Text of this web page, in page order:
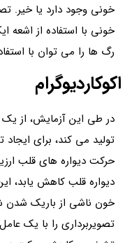
خونی وجود دارد یا خیر.
خونی با استفاده از
رگ ها را می توان با
اکوکاردیوگرام
در طی این آزمایش، از یک
تولید می کند، برای
حرکت دیواره های قلب
دیواره قلب کاهش یابد،
خون ناشی از باریک شدن
تصویربرداری را با یک